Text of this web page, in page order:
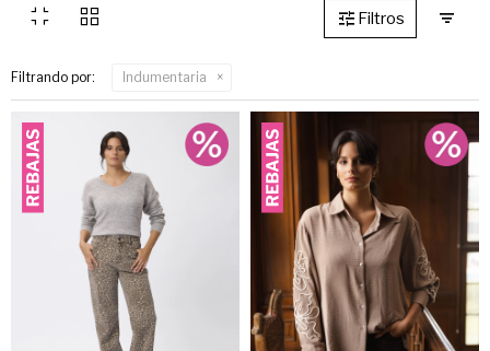
fullscreen_exit grid_view
Filtrando por: Indumentaria